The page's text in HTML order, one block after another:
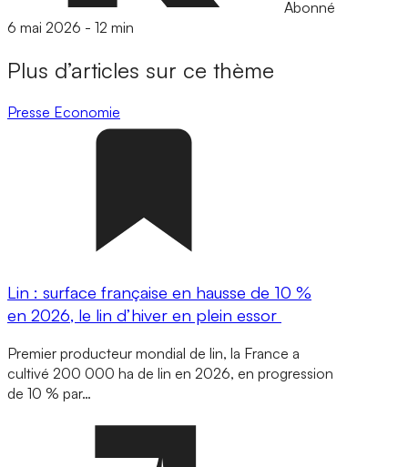
Abonné
6 mai 2026 - 12 min
Plus d’articles sur ce thème
Presse Economie
Lin : surface française en hausse de 10 %
en 2026, le lin d’hiver en plein essor
Premier producteur mondial de lin, la France a
cultivé 200 000 ha de lin en 2026, en progression
de 10 % par…